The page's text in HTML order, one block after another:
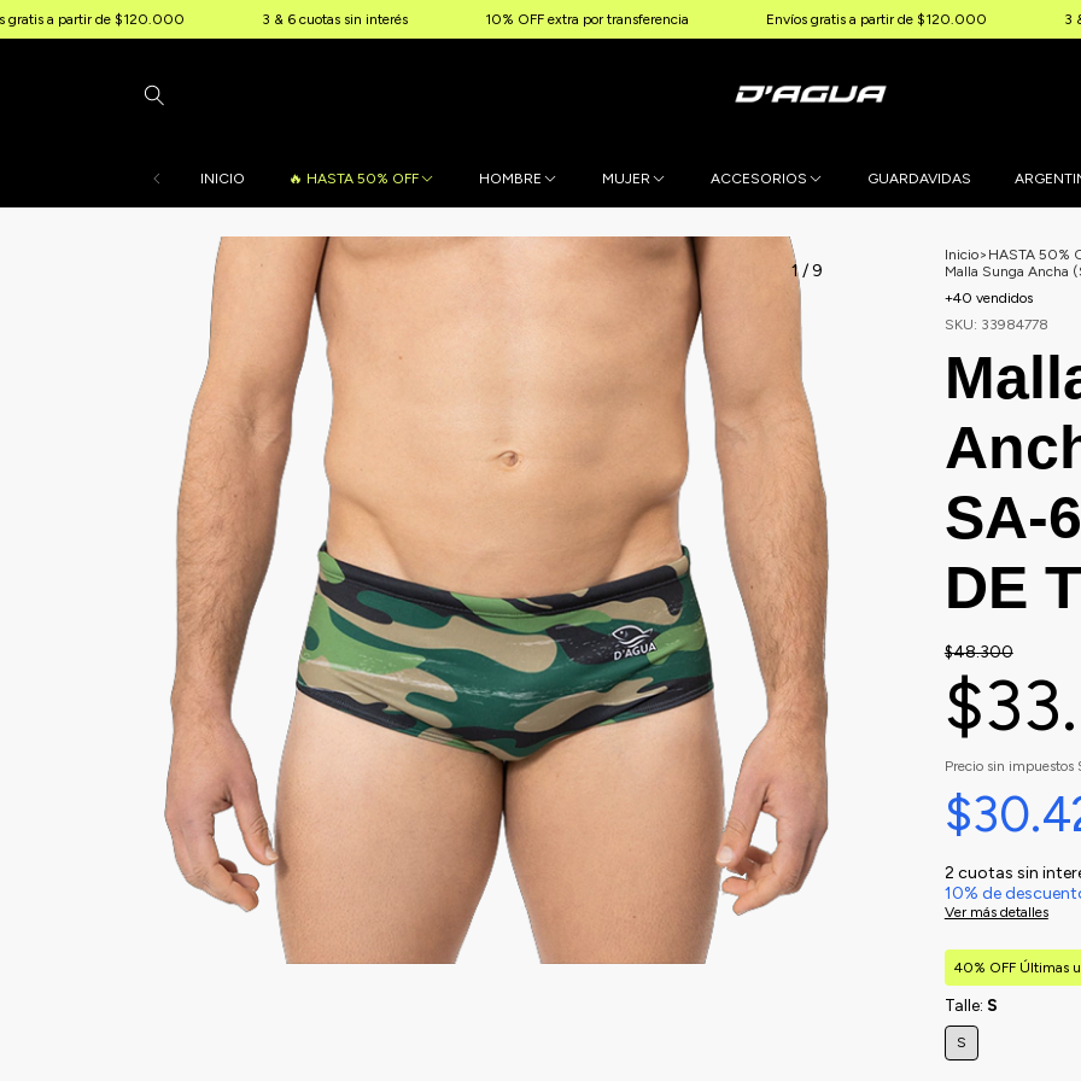
de $120.000 3 & 6 cuotas sin interés 10% OFF extra por transferencia Envíos gratis a partir de $120.000 3 & 6 cuotas sin
INICIO 🔥 HASTA 50% OFF HOMBRE MUJER ACCESORIOS GUARDAVIDAS
1/9
Inicio> HASTA 50%
Malla Sunga Ancha
+40 vendidos
SKU: 33984778
SA-
DE
$48.300
Precio sin impuestos
2 cuotas sin
10% de
Ver más detalles
40% OFF Últimas
Talle: S
S